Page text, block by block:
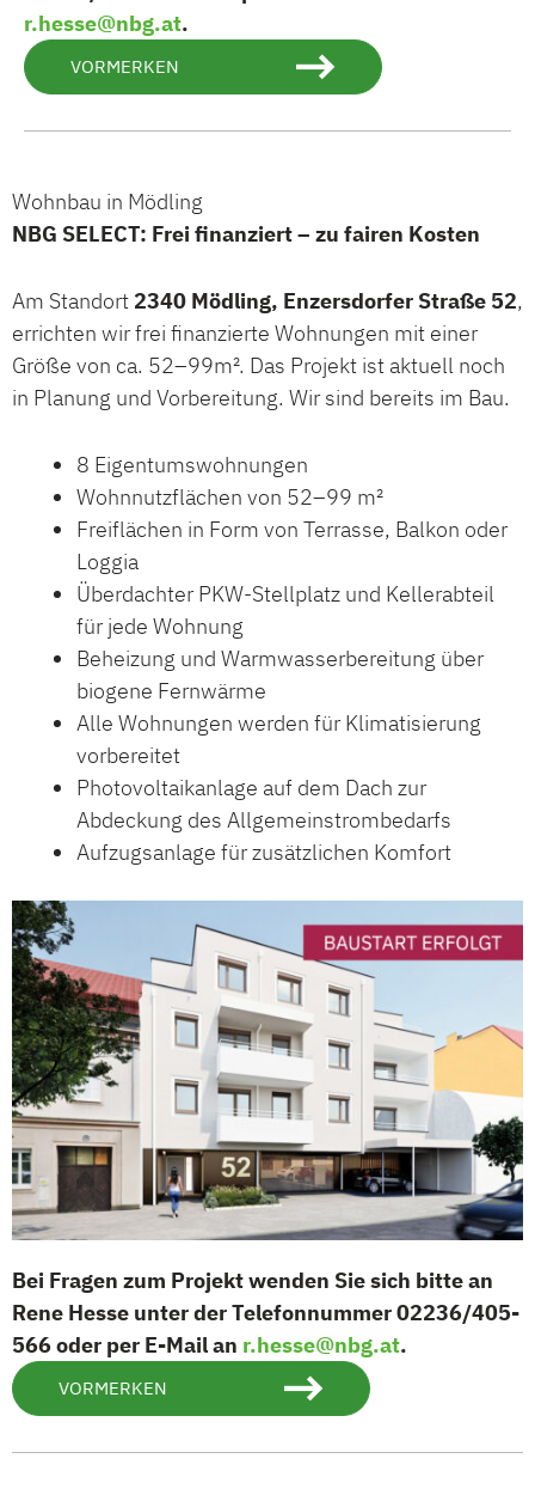
r.hesse@nbg.at.
VORMERKEN
Wohnbau in Mödling
NBG SELECT: Frei finanziert – zu fairen Kosten
Am Standort 2340 Mödling, Enzersdorfer Straße 52,
errichten wir frei finanzierte Wohnungen mit einer
Größe von ca. 52–99m². Das Projekt ist aktuell noch
in Planung und Vorbereitung. Wir sind bereits im Bau.
8 Eigentumswohnungen
Wohnnutzflächen von 52–99 m²
Freiflächen in Form von Terrasse, Balkon oder
Loggia
Überdachter PKW-Stellplatz und Kellerabteil
für jede Wohnung
Beheizung und Warmwasserbereitung über
biogene Fernwärme
Alle Wohnungen werden für Klimatisierung
vorbereitet
Photovoltaikanlage auf dem Dach zur
Abdeckung des Allgemeinstrombedarfs
Aufzugsanlage für zusätzlichen Komfort
Bei Fragen zum Projekt wenden Sie sich bitte an
Rene Hesse unter der Telefonnummer 02236/405-
566 oder per E-Mail an r.hesse@nbg.at.
VORMERKEN